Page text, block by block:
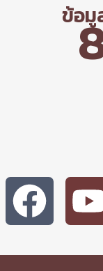
ข้อมู